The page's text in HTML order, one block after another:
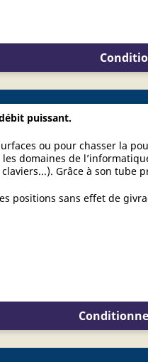
puissant.
ou pour chasser la
domaines de
Grâce à son
positions sans effet de